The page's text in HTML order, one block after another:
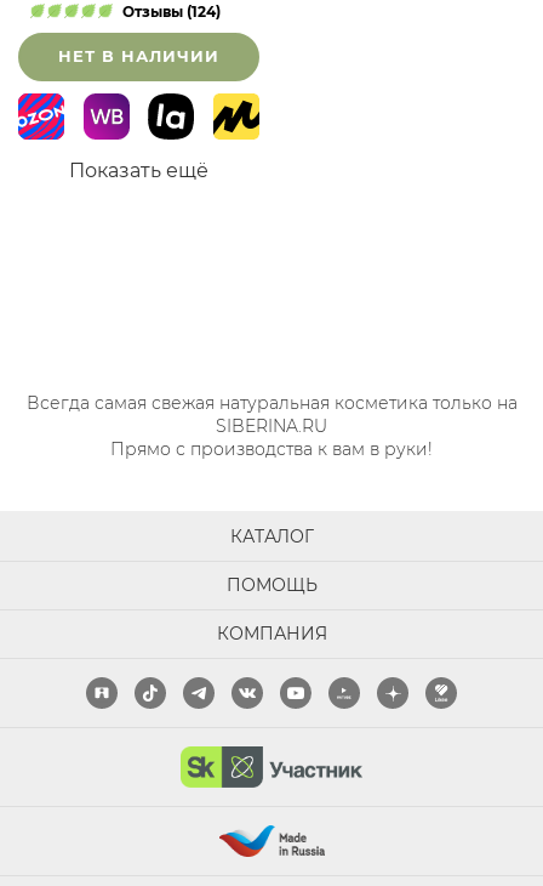
Отзывы (124)
НЕТ В НАЛИЧИИ
Показать ещё
Всегда самая свежая натуральная косметика только на
SIBERINA.RU
Прямо с производства к вам в руки!
КАТАЛОГ
ПОМОЩЬ
КОМПАНИЯ